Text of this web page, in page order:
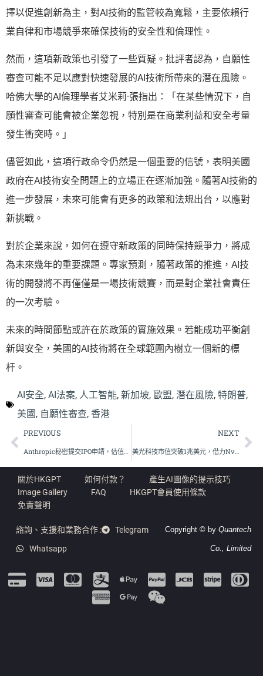
擇以促進創新為主，對AI技術的監管較為寬鬆，主要依賴行
業自律和市場競爭來確保技術的安全性和倫理性。
然而，這項新政策也引發了一些質疑。批評者認為，自願性
審查可能不足以應對快速發展的AI技術所帶來的潛在風險。
哈佛大學的AI倫理學者艾米莉·張指出：「在某些情況下，自
願性審查可能會被企業忽視，特別是在商業利益和安全考量
發生衝突時。」
儘管如此，這項行政命令仍然是一個重要的信號，表明美國
政府在AI技術安全問題上的立場正在逐漸加強。隨著AI技術的
進一步發展，未來可能會有更多的政策和法規出台，以應對
新挑戰。
對於企業來說，如何在遵守新政策的同時保持競爭力，將成
為未來幾年的重要課題。專家預測，隨著政策的推進，AI技
術的開發將不再僅僅是一場技術競賽，而是對企業社會責任
的一次考驗。
未來的時間節點或許在於政策的實施效果。若能成功平衡創
新與安全，美國的AI技術將在全球範圍內樹立一個新的標
杆。
AI安全, AI法案, 人工智能, 新加坡, 歐盟, 潛在風險, 特朗普,
美國, 自願性審查, 香港
PREVIOUS NEXT
美光科技市值突破1兆美元，借力Nvidia進軍AI市場
關於HKGPT 如何付款？
產生AI圖像的提示技巧
Image Gallery
FAQ
HKGPT會員使用條款
免責聲明
諮詢、支援和業務合作 :
Telegram
Whatsapp
Copyright © by Quantech
Co., Limited